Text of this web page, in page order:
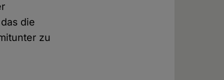
die
zu